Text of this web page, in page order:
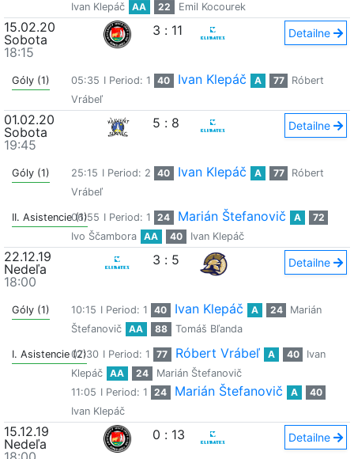
Ivan Klepáč
AA 22 Emil Kocourek
15.02.20
Sobota
18:15
3 : 11 Detailne
Góly (1) 05:35 I Period: 1 40 Ivan Klepáč A 77
Róbert
Vrábeľ
01.02.20
Sobota
19:45
5 : 8 Detailne
Góly (1) 25:15 I Period: 2 40 Ivan Klepáč A 77
Róbert
Vrábeľ
II. Asistencie (1)
06:55 I Period: 1 24 Marián Štefanovič A
72
Ivo Ščambora
AA 40 Ivan Klepáč
22.12.19
Nedeľa
18:00
3 : 5 Detailne
Góly (1) 10:15 I Period: 1 40 Ivan Klepáč A 24
Marián
Štefanovič
AA 88 Tomáš Bľanda
I. Asistencie (2)07:30 I Period: 1 77 Róbert Vrábeľ A 40
Ivan
Klepáč
AA 24
Marián Štefanovič
11:05 I Period: 1 24 Marián Štefanovič A
40
Ivan Klepáč
15.12.19
Nedeľa
0 : 13 Detailne